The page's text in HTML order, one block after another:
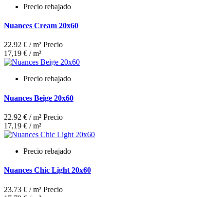
Precio rebajado
Nuances Cream 20x60
22.92 € / m² Precio
17,19 € / m²
Precio rebajado
Nuances Beige 20x60
22.92 € / m² Precio
17,19 € / m²
Precio rebajado
Nuances Chic Light 20x60
23.73 € / m² Precio